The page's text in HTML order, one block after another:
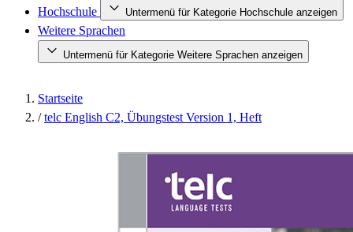
Hochschule Untermenü für Kategorie Hochschule anzeigen
Weitere Sprachen
Untermenü für Kategorie Weitere Sprachen anzeigen
Startseite
/ telc English C2, Übungstest Version 1, Heft